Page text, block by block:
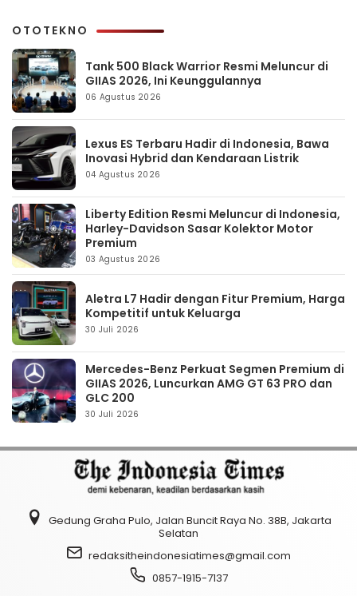
OTOTEKNO
Tank 500 Black Warrior Resmi Meluncur di
GIIAS 2026, Ini Keunggulannya
06 Agustus 2026
Lexus ES Terbaru Hadir di Indonesia, Bawa
Inovasi Hybrid dan Kendaraan Listrik
04 Agustus 2026
Liberty Edition Resmi Meluncur di Indonesia,
Harley-Davidson Sasar Kolektor Motor
Premium
03 Agustus 2026
Aletra L7 Hadir dengan Fitur Premium, Harga
Kompetitif untuk Keluarga
30 Juli 2026
Mercedes-Benz Perkuat Segmen Premium di
GIIAS 2026, Luncurkan AMG GT 63 PRO dan
GLC 200
30 Juli 2026
Gedung Graha Pulo, Jalan Buncit Raya No. 38B, Jakarta
Selatan
redaksitheindonesiatimes@gmail.com
0857-1915-7137